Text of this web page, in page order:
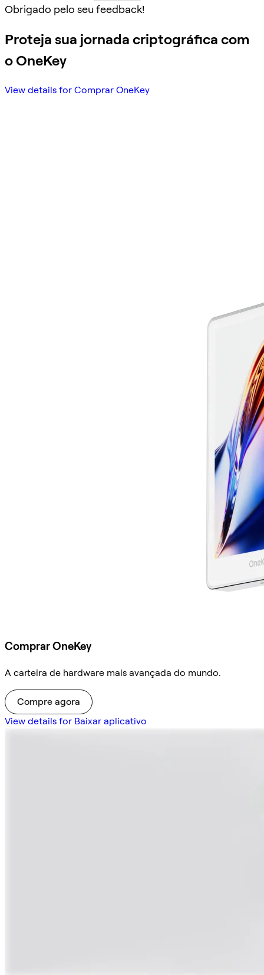
Obrigado pelo seu feedback!
Proteja sua jornada criptográfica com
o OneKey
View details for Comprar OneKey
Comprar OneKey
A carteira de hardware mais avançada do mundo.
Compre agora
View details for Baixar aplicativo